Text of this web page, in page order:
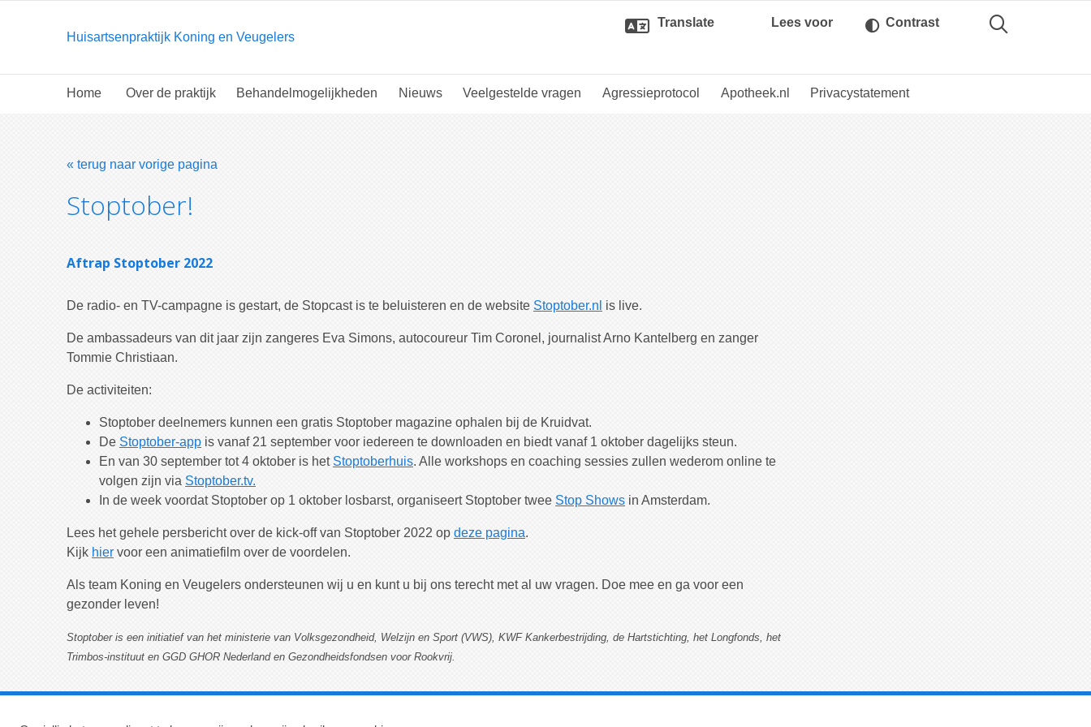
Huisartsenpraktijk Koning en Veugelers
Translate Lees voor Contrast
Home Over de praktijk Behandelmogelijkheden Nieuws Veelgestelde vragen Agressieprotocol Apotheek.nl Privacystatement
« terug naar vorige pagina
Stoptober!
Aftrap Stoptober 2022
De radio- en TV-campagne is gestart, de Stopcast is te beluisteren en de website Stoptober.nl is live.
De ambassadeurs van dit jaar zijn zangeres Eva Simons, autocoureur Tim Coronel, journalist Arno Kantelberg en zanger
Tommie Christiaan.
De activiteiten:
Stoptober deelnemers kunnen een gratis Stoptober magazine ophalen bij de Kruidvat.
De Stoptober-app is vanaf 21 september voor iedereen te downloaden en biedt vanaf 1 oktober dagelijks steun.
En van 30 september tot 4 oktober is het Stoptoberhuis. Alle workshops en coaching sessies zullen wederom online te
volgen zijn via Stoptober.tv.
In de week voordat Stoptober op 1 oktober losbarst, organiseert Stoptober twee Stop Shows in Amsterdam.
Lees het gehele persbericht over de kick-off van Stoptober 2022 op deze pagina.
Kijk hier voor een animatiefilm over de voordelen.
Als team Koning en Veugelers ondersteunen wij u en kunt u bij ons terecht met al uw vragen. Doe mee en ga voor een
gezonder leven!
Stoptober is een initiatief van het ministerie van Volksgezondheid, Welzijn en Sport (VWS), KWF Kankerbestrijding, de Hartstichting, het Longfonds, het
Trimbos-instituut en GGD GHOR Nederland en Gezondheidsfondsen voor Rookvrij.